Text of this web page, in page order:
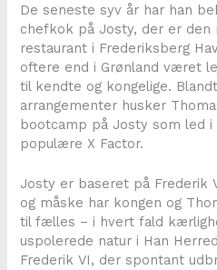
De seneste syv år har han
chefkok på Josty, der er den
restaurant i Frederiksberg
oftere end i Grønland været
til kendte og kongelige.
arrangementer husker
bootcamp på Josty som led i
populære X Factor.
Josty er baseret på Frederik
og måske har kongen og
til fælles – i hvert fald
uspolerede natur i Han
Frederik VI, der spontant